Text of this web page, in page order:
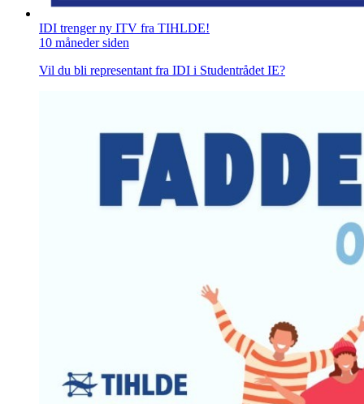
IDI trenger ny ITV fra TIHLDE!
10 måneder siden
Vil du bli representant fra IDI i Studentrådet IE?